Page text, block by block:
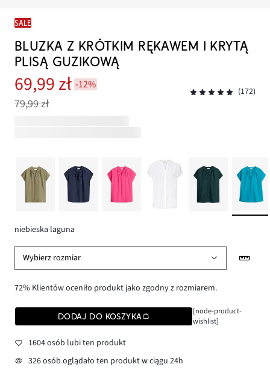
SALE
BLUZKA Z KRÓTKIM RĘKAWEM I KRYTĄ
PLISĄ GUZIKOWĄ
69,99 zł -12%
79,99 zł
(172)
niebieska laguna
Wybierz rozmiar
72% Klientów oceniło produkt jako zgodny z rozmiarem.
DODAJ DO KOSZYKA
[node-product-
wishlist]
1604 osób lubi ten produkt
326 osób oglądało ten produkt w ciągu 24h